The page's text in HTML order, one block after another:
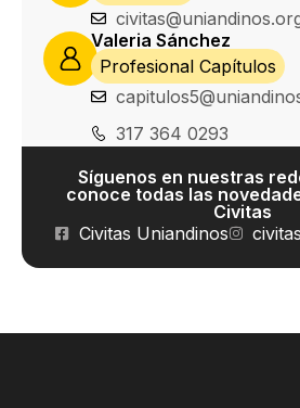
Valeria Sánchez
Profesional Capítulos
317 364 0293
Síguenos en nuestras
conoce todas las
Civitas
Civitas Uniandinos